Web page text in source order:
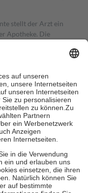
stellt der Arzt ein
Apotheke. Die
davon als Zuzahlung
in Höhe von zehn
fünf Euround
als die tatsächlichen
Online-Apotheken.
beträgt die
zehn Euro je
eigene Gesundheit zu
zu unterstützen,
18. Lebensjahr